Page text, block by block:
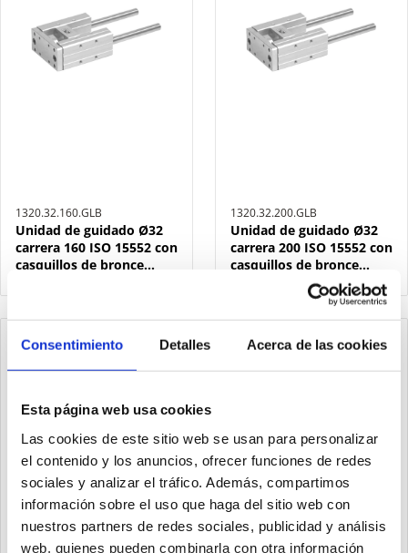
Consentimiento Detalles Acerca de las cookies
Esta página web usa cookies
Las cookies de este sitio web se usan para personalizar
el contenido y los anuncios, ofrecer funciones de redes
sociales y analizar el tráfico. Además, compartimos
información sobre el uso que haga del sitio web con
nuestros partners de redes sociales, publicidad y análisis
web, quienes pueden combinarla con otra información
1320.32.160.GLB
Unidad de guidado Ø32
carrera 160 ISO 15552 con
casquillos de bronce
1320.32.200.GLB
Unidad de guidado Ø32
carrera 200 ISO 15552 con
casquillos de bronce